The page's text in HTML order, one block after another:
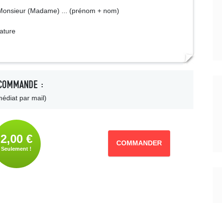
(Madame) ... (prénom + nom)
:
par mail)
2,00 €
Seulement !
COMMANDER